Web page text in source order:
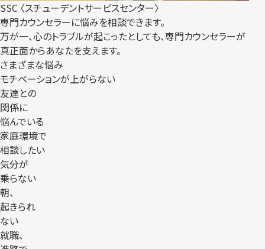
SSC 〈スチューデントサービスセンター〉
専門カウンセラーに悩みを相談できます。
万が一、心のトラブルが起こったとしても、専門カウンセラーが
真正面からあなたを支えます。
さまざまな悩み
モチベーションが上がらない
友達との
関係に
悩んでいる
家庭環境で
相談したい
気分が
乗らない
朝、
起きられ
ない
就職、